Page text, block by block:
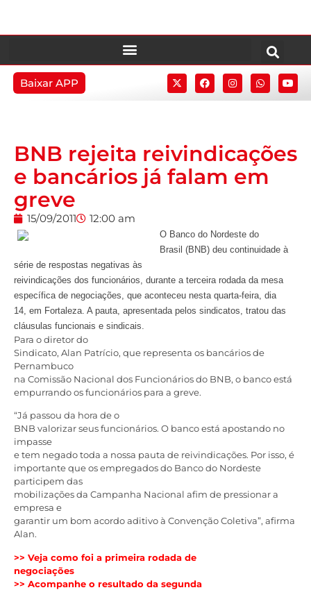
Baixar APP
BNB rejeita reivindicações
e bancários já falam em
greve
15/09/2011 12:00 am
O Banco do Nordeste do
Brasil (BNB) deu continuidade à
série de respostas negativas às
reivindicações dos funcionários, durante a terceira rodada da mesa
específica de negociações, que aconteceu nesta quarta-feira, dia
14, em Fortaleza. A pauta, apresentada pelos sindicatos, tratou das
cláusulas funcionais e sindicais.
Para o diretor do
Sindicato, Alan Patrício, que representa os bancários de
Pernambuco
na Comissão Nacional dos Funcionários do BNB, o banco está
empurrando os funcionários para a greve.
“Já passou da hora de o
BNB valorizar seus funcionários. O banco está apostando no
impasse
e tem negado toda a nossa pauta de reivindicações. Por isso, é
importante que os empregados do Banco do Nordeste
participem das
mobilizações da Campanha Nacional afim de pressionar a
empresa e
garantir um bom acordo aditivo à Convenção Coletiva”, afirma
Alan.
>> Veja como foi a primeira rodada de
negociações
>> Acompanhe o resultado da segunda